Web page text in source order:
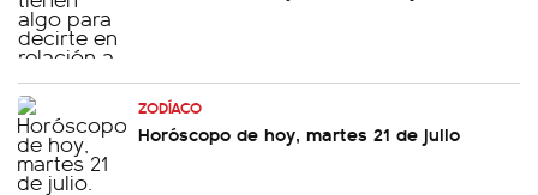
ZODÍACO
Horóscopo de hoy, martes 21 de julio